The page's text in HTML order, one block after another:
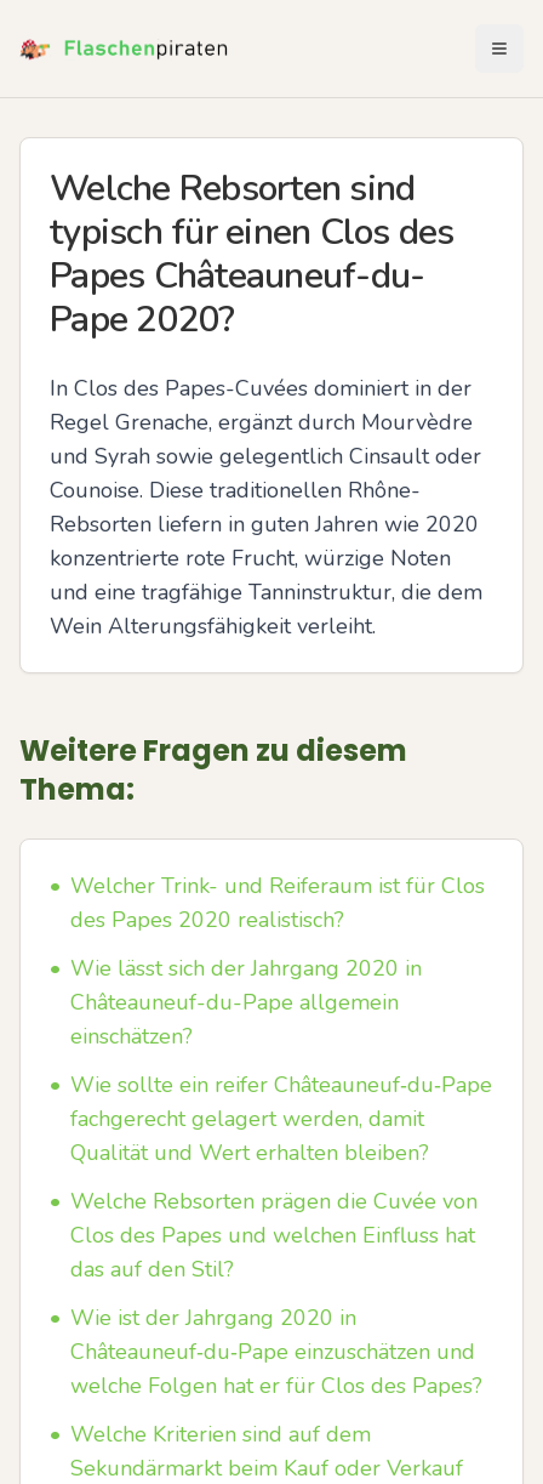
Welche Rebsorten sind
typisch für einen Clos des
Papes Châteauneuf-du-
Pape 2020?
In Clos des Papes-Cuvées dominiert in der
Regel Grenache, ergänzt durch Mourvèdre
und Syrah sowie gelegentlich Cinsault oder
Counoise. Diese traditionellen Rhône-
Rebsorten liefern in guten Jahren wie 2020
konzentrierte rote Frucht, würzige Noten
und eine tragfähige Tanninstruktur, die dem
Wein Alterungsfähigkeit verleiht.
Weitere Fragen zu diesem
Thema:
• Welcher Trink- und Reiferaum ist für Clos
des Papes 2020 realistisch?
• Wie lässt sich der Jahrgang 2020 in
Châteauneuf-du-Pape allgemein
einschätzen?
• Wie sollte ein reifer Châteauneuf‑du‑Pape
fachgerecht gelagert werden, damit
Qualität und Wert erhalten bleiben?
• Welche Rebsorten prägen die Cuvée von
Clos des Papes und welchen Einfluss hat
das auf den Stil?
• Wie ist der Jahrgang 2020 in
Châteauneuf‑du‑Pape einzuschätzen und
welche Folgen hat er für Clos des Papes?
• Welche Kriterien sind auf dem
Sekundärmarkt beim Kauf oder Verkauf